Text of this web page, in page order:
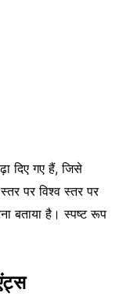
दिए गए हैं, जिसे
पर विश्व स्तर पर
बताया है। स्पष्ट रूप